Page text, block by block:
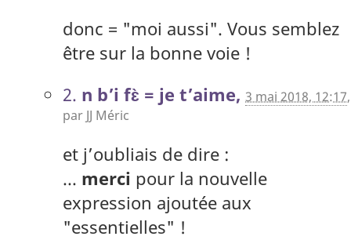
donc = "moi aussi". Vous semblez
être sur la bonne voie !
2. n b’i fɛ̀ = je t’aime, 3 mai 2018, 12:17,
par JJ Méric
et j’oubliais de dire :
... merci pour la nouvelle
expression ajoutée aux
"essentielles" !